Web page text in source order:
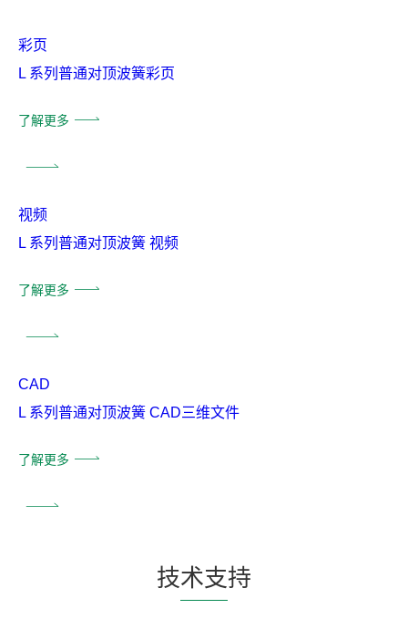
彩页
L 系列普通对顶波簧彩页
了解更多
视频
L 系列普通对顶波簧 视频
了解更多
CAD
L 系列普通对顶波簧 CAD三维文件
了解更多
技术支持